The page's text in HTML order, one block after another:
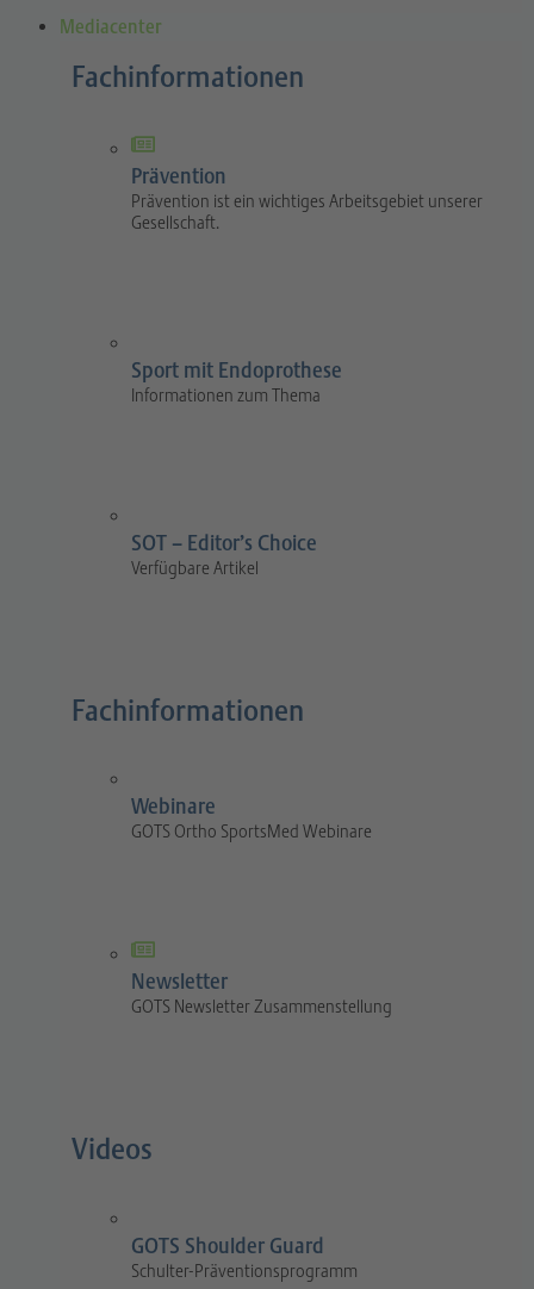
Mediacenter
Fachinformationen
Prävention
Prävention ist ein wichtiges Arbeitsgebiet unserer
Gesellschaft.
Sport mit Endoprothese
Informationen zum Thema
SOT – Editor’s Choice
Verfügbare Artikel
Fachinformationen
Webinare
GOTS Ortho SportsMed Webinare
Newsletter
GOTS Newsletter Zusammenstellung
Videos
GOTS Shoulder Guard
Schulter-Präventionsprogramm